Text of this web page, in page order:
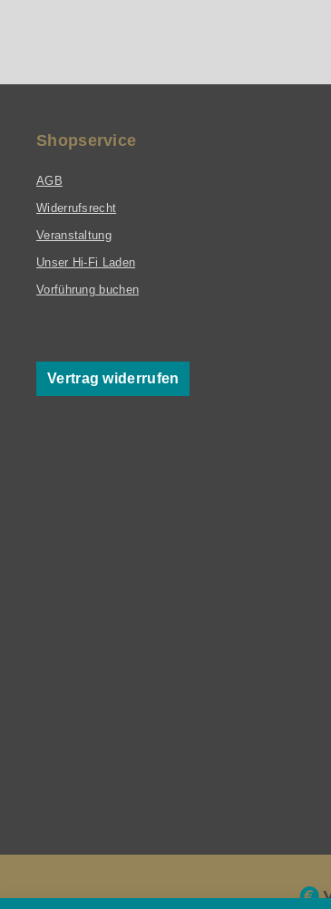
Shopservice
AGB
Widerrufsrecht
Veranstaltung
Unser Hi-Fi Laden
Vorführung buchen
Vertrag widerrufen